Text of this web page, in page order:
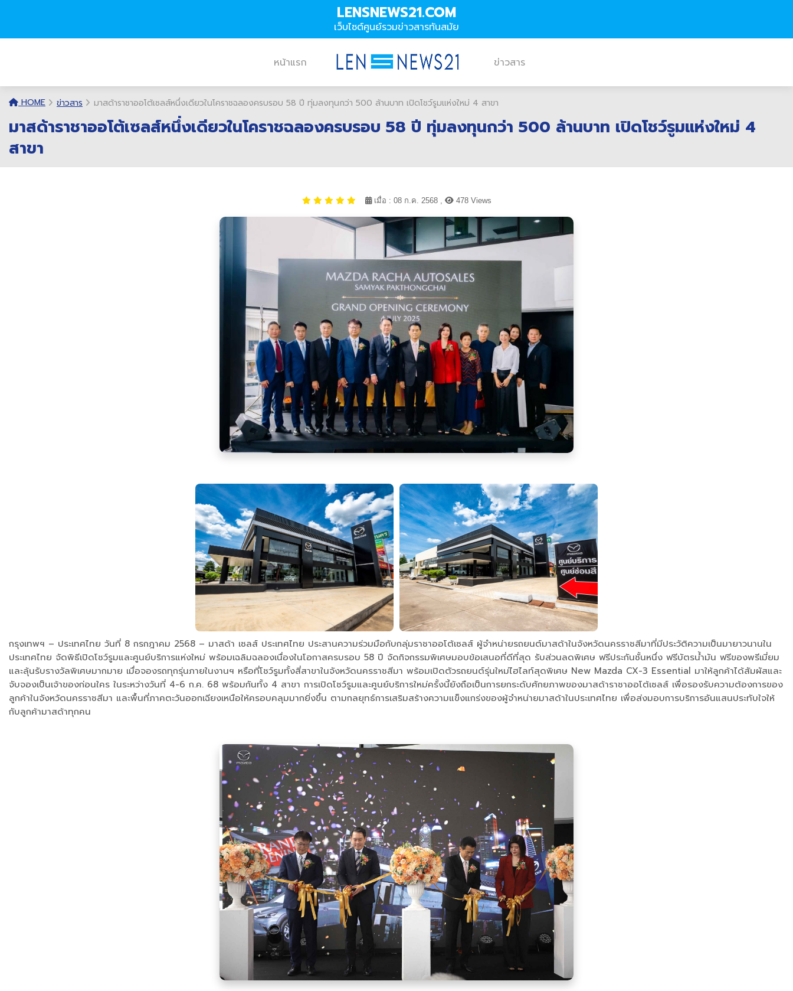
LENSNEWS21.COM
เว็บไซต์ศูนย์รวมข่าวสารทันสมัย
หน้าแรก ข่าวสาร
HOME ข่าวสาร มาสด้าราชาออโต้เซลส์หนึ่งเดียวในโคราชฉลองครบรอบ 58 ปี ทุ่มลงทุนกว่า 500 ล้านบาท เปิดโชว์รูมแห่งใหม่ 4 สาขา
มาสด้าราชาออโต้เซลส์หนึ่งเดียวในโคราชฉลองครบรอบ 58 ปี ทุ่มลงทุนกว่า 500 ล้านบาท เปิดโชว์รูมแห่งใหม่ 4
สาขา
เมื่อ : 08 ก.ค. 2568 , 478 Views
กรุงเทพฯ – ประเทศไทย วันที่ 8 กรกฎาคม 2568 – มาสด้า เซลส์ ประเทศไทย ประสานความร่วมมือกับกลุ่มราชาออโต้เซลส์ ผู้จำหน่ายรถยนต์มาสด้าในจังหวัดนครราชสีมาที่มีประวัติความเป็นมายาวนานใน
ประเทศไทย จัดพิธีเปิดโชว์รูมและศูนย์บริการแห่งใหม่ พร้อมเฉลิมฉลองเนื่องในโอกาสครบรอบ 58 ปี จัดกิจกรรมพิเศษมอบข้อเสนอที่ดีที่สุด รับส่วนลดพิเศษ ฟรีประกันชั้นหนึ่ง ฟรีบัตรน้ำมัน ฟรีของพรีเมี่ยม
และลุ้นรับรางวัลพิเศษมากมาย เมื่อจองรถทุกรุ่นภายในงานฯ หรือที่โชว์รูมทั้งสี่สาขาในจังหวัดนครราชสีมา พร้อมเปิดตัวรถยนต์รุ่นใหม่ไฮไลท์สุดพิเศษ New Mazda CX-3 Essential มาให้ลูกค้าได้สัมผัสและ
จับจองเป็นเจ้าของก่อนใคร ในระหว่างวันที่ 4-6 ก.ค. 68 พร้อมกันทั้ง 4 สาขา การเปิดโชว์รูมและศูนย์บริการใหม่ครั้งนี้ยังถือเป็นการยกระดับศักยภาพของมาสด้าราชาออโต้เซลส์ เพื่อรองรับความต้องการของ
ลูกค้าในจังหวัดนครราชสีมา และพื้นที่ภาคตะวันออกเฉียงเหนือให้ครอบคลุมมากยิ่งขึ้น ตามกลยุทธ์การเสริมสร้างความแข็งแกร่งของผู้จำหน่ายมาสด้าในประเทศไทย เพื่อส่งมอบการบริการอันแสนประทับใจให้
กับลูกค้ามาสด้าทุกคน